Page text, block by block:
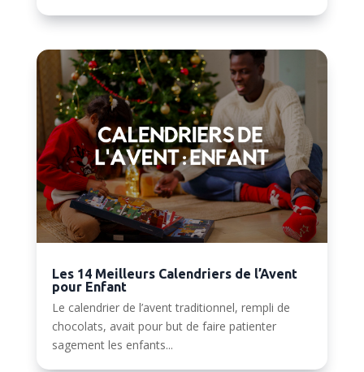
Les 14 Meilleurs Calendriers de l’Avent
pour Enfant
Le calendrier de l’avent traditionnel, rempli de
chocolats, avait pour but de faire patienter
sagement les enfants...